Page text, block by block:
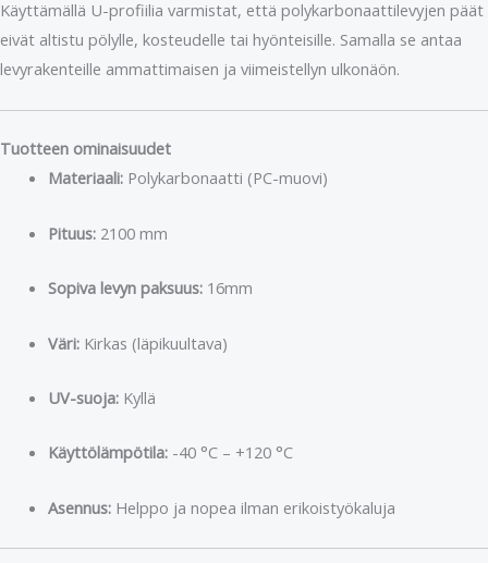
Käyttämällä U-profiilia varmistat, että polykarbonaattilevyjen päät
eivät altistu pölylle, kosteudelle tai hyönteisille. Samalla se antaa
levyrakenteille ammattimaisen ja viimeistellyn ulkonäön.
Tuotteen ominaisuudet
Materiaali:Polykarbonaatti (PC-muovi)
Pituus:2100 mm
Sopiva levyn paksuus:16mm
Väri:Kirkas (läpikuultava)
UV-suoja:Kyllä
Käyttölämpötila:-40 °C – +120 °C
Asennus:Helppo ja nopea ilman erikoistyökaluja